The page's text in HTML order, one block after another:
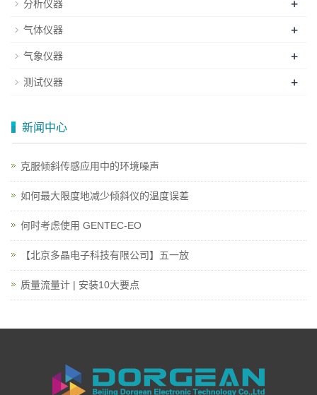
分析仪器
气体仪器 +
气象仪器 +
测试仪器 +
新闻中心
克服倾斜传感应用中的环境噪声
如何最大限度地减少倾斜仪的温度误差
何时考虑使用 GENTEC-EO
【北京多晶电子科技有限公司】五一放
质量流量计 | 安装10大要点